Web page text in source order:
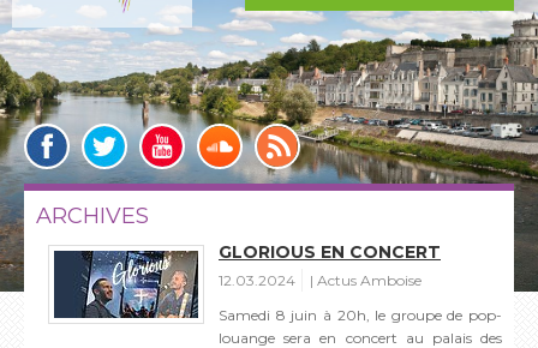
ARCHIVES
GLORIOUS EN CONCERT
12.03.2024
Actus Amboise
Samedi 8 juin à 20h, le groupe de pop-
louange sera en concert au palais des